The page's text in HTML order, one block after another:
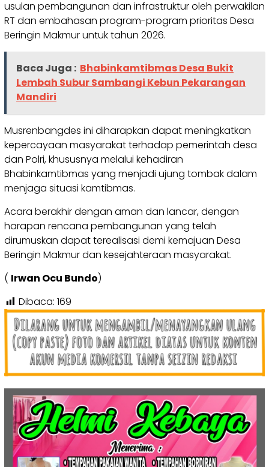
usulan pembangunan dan infrastruktur oleh perwakilan
RT dan embahasan program-program prioritas Desa
Beringin Makmur untuk tahun 2026.
Baca Juga : Bhabinkamtibmas Desa Bukit
Lembah Subur Sambangi Kebun Pekarangan
Mandiri
Musrenbangdes ini diharapkan dapat meningkatkan
kepercayaan masyarakat terhadap pemerintah desa
dan Polri, khususnya melalui kehadiran
Bhabinkamtibmas yang menjadi ujung tombak dalam
menjaga situasi kamtibmas.
Acara berakhir dengan aman dan lancar, dengan
harapan rencana pembangunan yang telah
dirumuskan dapat terealisasi demi kemajuan Desa
Beringin Makmur dan kesejahteraan masyarakat.
( Irwan Ocu Bundo)
Dibaca: 169